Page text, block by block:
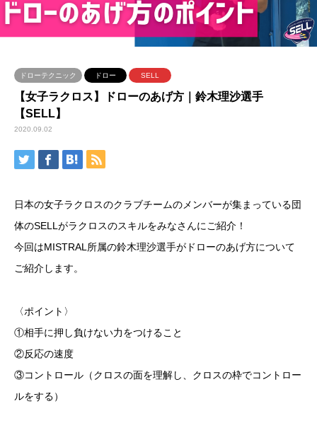
ドローテクニック ドロー SELL
【女子ラクロス】ドローのあげ方｜鈴木理沙選手
【SELL】
2020.09.02
日本の女子ラクロスのクラブチームのメンバーが集まっている団
体のSELLがラクロスのスキルをみなさんにご紹介！
今回はMISTRAL所属の鈴木理沙選手がドローのあげ方について
ご紹介します。
〈ポイント〉
①相手に押し負けない力をつけること
②反応の速度
③コントロール（クロスの面を理解し、クロスの枠でコントロー
ルをする）